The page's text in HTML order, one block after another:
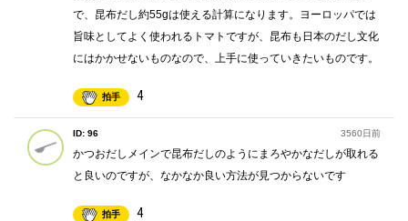
で、昆布だし約55gは使える計算になります。ヨーロッパでは
旨味としてよく使われるトマトですが、昆布も日本のだし文化
にはかかせないものなので、上手に使っていきたいものです。
拍手 4
ID: 96 3560日前
かつおだしメインで昆布だしのようにまろやかなだしが取れる
と良いのですが、なかなか良い方法が見つからないです
拍手 4